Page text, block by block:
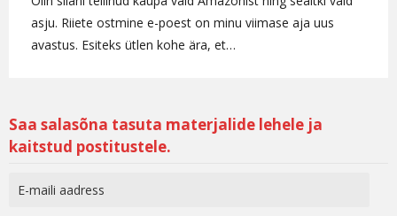
asju. Riiete ostmine e-poest on minu viimase aja uus
avastus. Esiteks ütlen kohe ära, et…
Saa salasõna tasuta materjalide lehele ja
kaitstud postitustele.